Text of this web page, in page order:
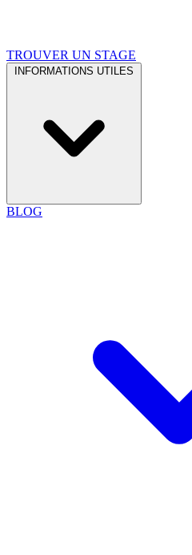
TROUVER UN STAGE
INFORMATIONS UTILES
BLOG